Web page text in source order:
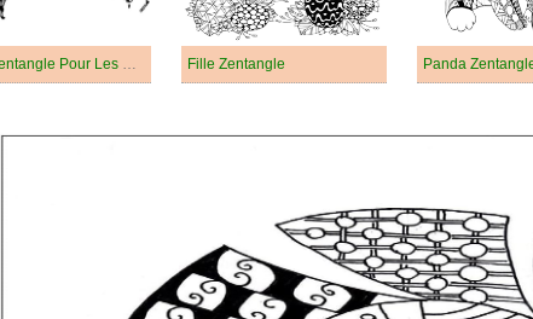
Terre Zentangle Pour Les Enfants Fille Zentangle Panda